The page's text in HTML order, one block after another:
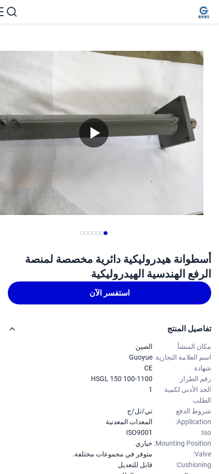
هيدروليكية دائرية مخصصة لمنصة
الهندسية الهيدروليكية
استفسر الآن
المنتج
المنشأ
الصين
العلامة التجارية Guoyue
الطراز
HSGL 150 100-1100
الأدنى لكمية
1
الدفع
تي/تل/ج
المعدات المعدنية
ISO9001
Mounting خياري
متوفر في مجموعات مختلفة.
قابل للتعديل